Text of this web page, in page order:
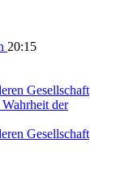
20:15
Gesellschaft
der
Gesellschaft